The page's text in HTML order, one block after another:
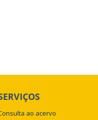
ao acervo